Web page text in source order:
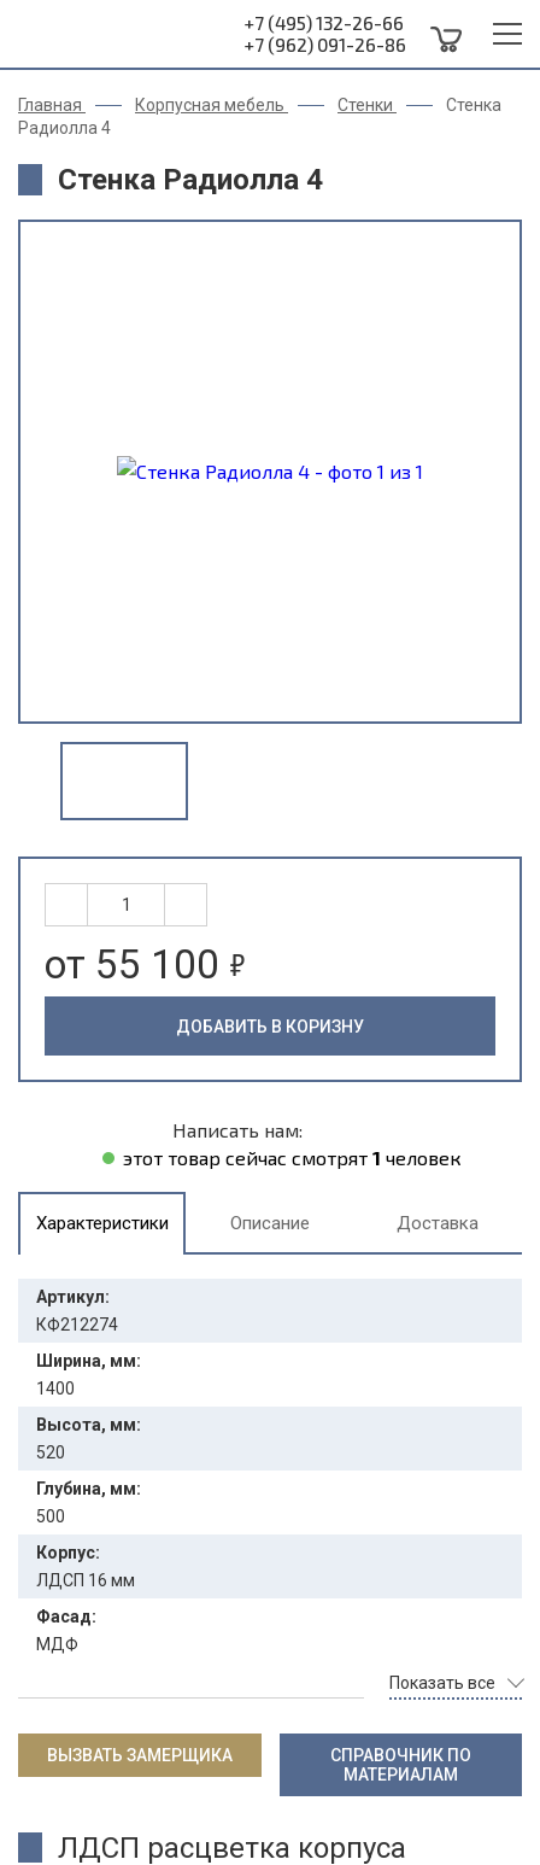
+7 (495) 132-26-66
+7 (962) 091-26-86
Главная Корпусная мебель Стенки
Стенка
Радиолла 4
Стенка Радиолла 4
от 55 100 5
ДОБАВИТЬ В КОРИЗНУ
Написать нам:
этот товар сейчас смотрят 1 человек
Характеристики Описание Доставка
Артикул:
КФ212274
Ширина, мм:
1400
Высота, мм:
520
Глубина, мм:
500
Корпус:
ЛДСП 16 мм
Фасад:
МДФ
Показать все
ВЫЗВАТЬ ЗАМЕРЩИКА
СПРАВОЧНИК ПО
МАТЕРИАЛАМ
ЛДСП расцветка корпуса